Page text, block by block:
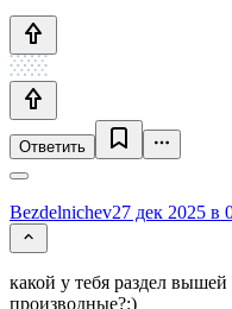
Ответить
Bezdelnichev27 дек 2025 в
какой у тебя раздел
производные?:)